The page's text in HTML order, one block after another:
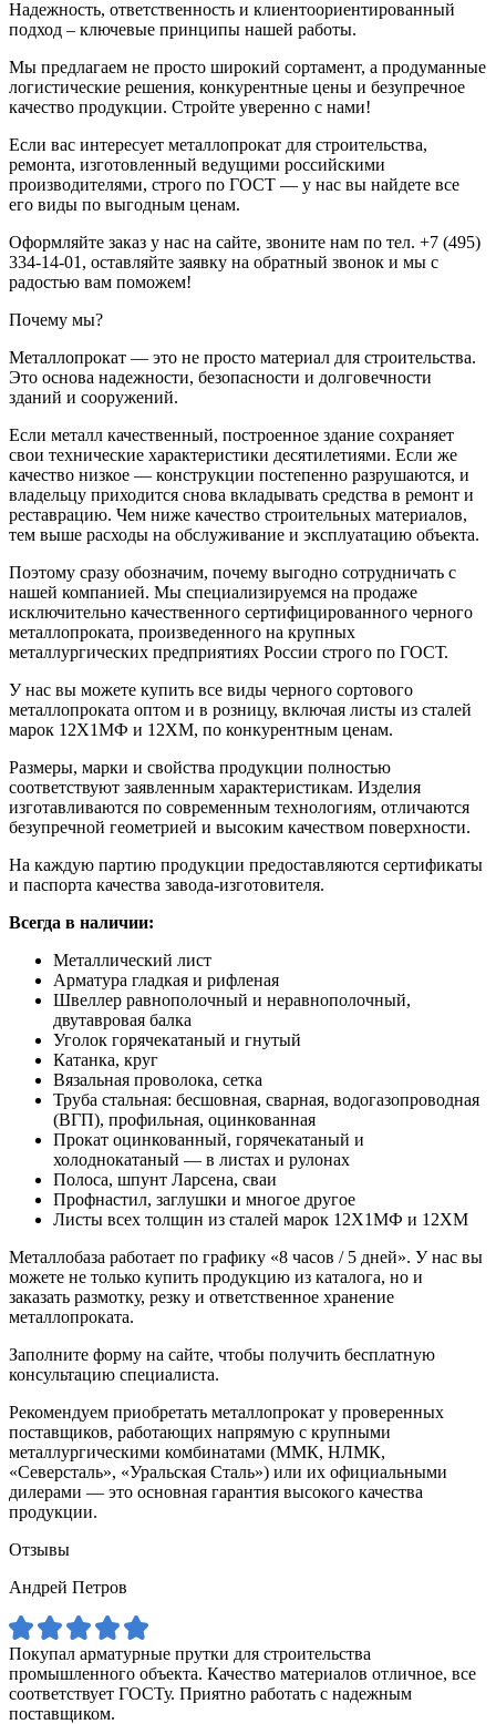
Надежность, ответственность и клиентоориентированный
подход – ключевые принципы нашей работы.
Мы предлагаем не просто широкий сортамент, а продуманные
логистические решения, конкурентные цены и безупречное
качество продукции. Стройте уверенно с нами!
Если вас интересует металлопрокат для строительства,
ремонта, изготовленный ведущими российскими
производителями, строго по ГОСТ — у нас вы найдете все
его виды по выгодным ценам.
Оформляйте заказ у нас на сайте, звоните нам по тел. +7 (495)
334-14-01, оставляйте заявку на обратный звонок и мы с
радостью вам поможем!
Почему мы?
Металлопрокат — это не просто материал для строительства.
Это основа надежности, безопасности и долговечности
зданий и сооружений.
Если металл качественный, построенное здание сохраняет
свои технические характеристики десятилетиями. Если же
качество низкое — конструкции постепенно разрушаются, и
владельцу приходится снова вкладывать средства в ремонт и
реставрацию. Чем ниже качество строительных материалов,
тем выше расходы на обслуживание и эксплуатацию объекта.
Поэтому сразу обозначим, почему выгодно сотрудничать с
нашей компанией. Мы специализируемся на продаже
исключительно качественного сертифицированного черного
металлопроката, произведенного на крупных
металлургических предприятиях России строго по ГОСТ.
У нас вы можете купить все виды черного сортового
металлопроката оптом и в розницу, включая листы из сталей
марок 12Х1МФ и 12ХМ, по конкурентным ценам.
Размеры, марки и свойства продукции полностью
соответствуют заявленным характеристикам. Изделия
изготавливаются по современным технологиям, отличаются
безупречной геометрией и высоким качеством поверхности.
На каждую партию продукции предоставляются сертификаты
и паспорта качества завода-изготовителя.
Всегда в наличии:
Металлический лист
Арматура гладкая и рифленая
Швеллер равнополочный и неравнополочный,
двутавровая балка
Уголок горячекатаный и гнутый
Катанка, круг
Вязальная проволока, сетка
Труба стальная: бесшовная, сварная, водогазопроводная
(ВГП), профильная, оцинкованная
Прокат оцинкованный, горячекатаный и
холоднокатаный — в листах и рулонах
Полоса, шпунт Ларсена, сваи
Профнастил, заглушки и многое другое
Листы всех толщин из сталей марок 12Х1МФ и 12ХМ
Металлобаза работает по графику «8 часов / 5 дней». У нас вы
можете не только купить продукцию из каталога, но и
заказать размотку, резку и ответственное хранение
металлопроката.
Заполните форму на сайте, чтобы получить бесплатную
консультацию специалиста.
Рекомендуем приобретать металлопрокат у проверенных
поставщиков, работающих напрямую с крупными
металлургическими комбинатами (ММК, НЛМК,
«Северсталь», «Уральская Сталь») или их официальными
дилерами — это основная гарантия высокого качества
продукции.
Отзывы
Андрей Петров
Покупал арматурные прутки для строительства
промышленного объекта. Качество материалов отличное, все
соответствует ГОСТу. Приятно работать с надежным
поставщиком.